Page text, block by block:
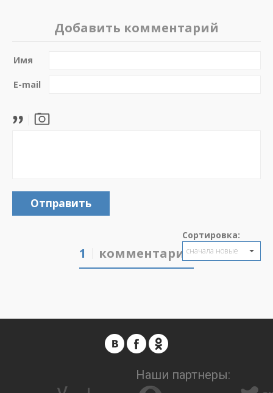
Добавить комментарий
Имя
E-mail
Отправить
1 комментарий
Сортировка:
сначала новые
Наши партнеры: